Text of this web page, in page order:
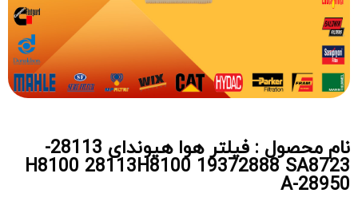
نام محصول : فیلتر هوا هیوندای 28113-
H8100 28113H8100 19372888 SA8723
A-28950